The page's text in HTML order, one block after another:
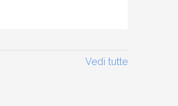
Vedi tutte